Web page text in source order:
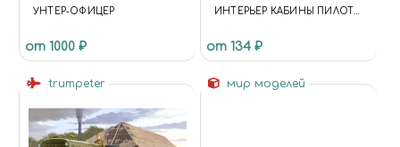
УНТЕР-ОФИЦЕР
от 1000 ₽
ИНТЕРЬЕР КАБИНЫ ПИЛОТА
МИГ 29
от 134 ₽
trumpeter мир моделей